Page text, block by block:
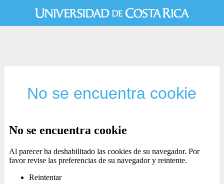
No se encuentra cookie
No se encuentra cookie
Al parecer ha deshabilitado las cookies de su navegador. Por
favor revise las preferencias de su navegador y reintente.
Reintentar